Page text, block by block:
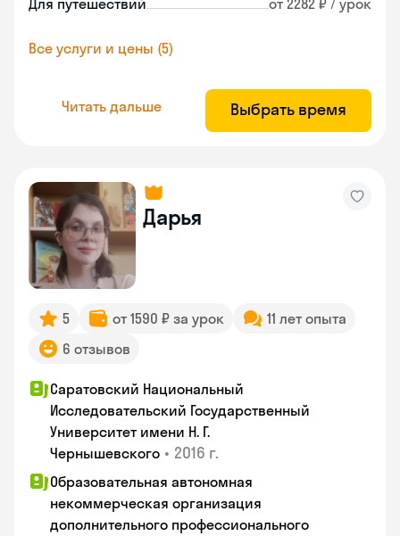
Для путешествий от 2282 ₽ / урок
Все услуги и цены (5)
Читать дальше Выбрать время
Дарья
5 от 1590 ₽ за урок
11 лет опыта
6 отзывов
Саратовский Национальный
Исследовательский Государственный
Университет имени Н. Г.
Чернышевского • 2016 г.
Образовательная автономная
некоммерческая организация
дополнительного профессионального